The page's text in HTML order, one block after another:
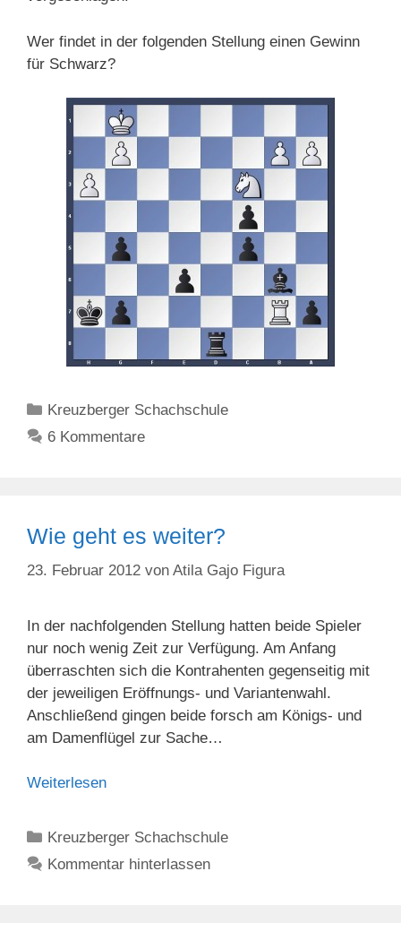
Wer findet in der folgenden Stellung einen Gewinn
für Schwarz?
Kategorien
Kreuzberger Schachschule
6 Kommentare
Wie geht es weiter?
23. Februar 2012 von Atila Gajo Figura
In der nachfolgenden Stellung hatten beide Spieler
nur noch wenig Zeit zur Verfügung. Am Anfang
überraschten sich die Kontrahenten gegenseitig mit
der jeweiligen Eröffnungs- und Variantenwahl.
Anschließend gingen beide forsch am Königs- und
am Damenflügel zur Sache…
Weiterlesen
Kategorien
Kreuzberger Schachschule
Kommentar hinterlassen